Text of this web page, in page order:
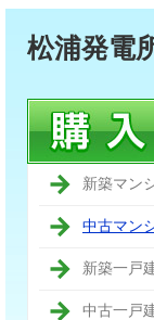
松浦発電
新築マン
中古マン
新築一戸
中古一戸